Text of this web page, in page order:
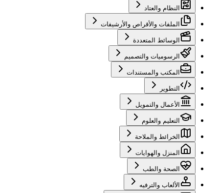
النظام والعتاد
الملفات والأقراص والأرشيفات
الوسائط المتعددة
الرسوميات والتصميم
المكتب والمستندات
التطوير
الأعمال والتمويل
التعليم والعلوم
الخرائط والملاحة
المنزل والهوايات
الصحة والطب
الألعاب والترفيه